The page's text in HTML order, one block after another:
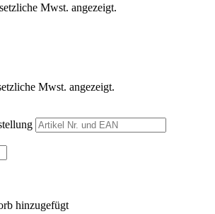
Mwst. angezeigt.
Mwst. angezeigt.
hinzugefügt